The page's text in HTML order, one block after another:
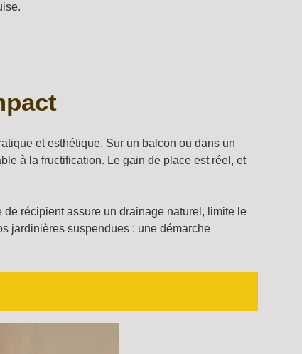
et esthétique. Sur un balcon ou dans un
à la fructification. Le gain de place est réel, et
récipient assure un drainage naturel, limite le
jardinières suspendues : une démarche